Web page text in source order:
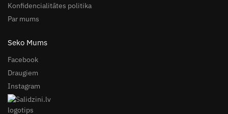
Konfidencialitātes politika
Par mums
Seko Mums
Facebook
Draugiem
Instagram